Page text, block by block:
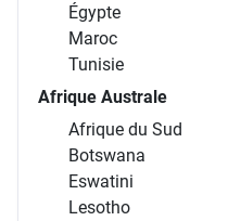
Égypte
Maroc
Tunisie
Afrique Australe
Afrique du Sud
Botswana
Eswatini
Lesotho